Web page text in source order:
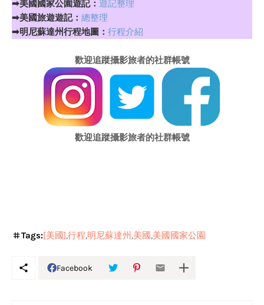
➡美國國家公園遊記： 遊記整理
➡美國旅遊遊記： 總整理
➡明尼蘇達州行程地圖： 行程介紹
歡迎追蹤攝影旅者的社群帳號
歡迎追蹤攝影旅者的社群帳號
Tags:[美國] 行程 明尼蘇達州 美國 美國國家公園
Facebook